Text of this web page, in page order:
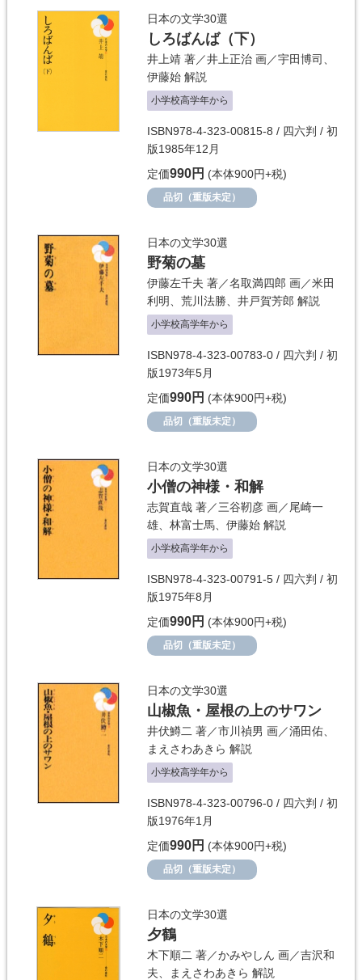
日本の文学30選
しろばんば（下）
井上靖 著／井上正治 画／宇田博司
伊藤始 解説
小学校高学年から
ISBN978-4-323-00815-8 / 四六判 / 初
版1985年12月
定価990円 (本体900円+税)
品切（重版未定）
日本の文学30選
野菊の墓
伊藤左千夫 著／名取満四郎 画／米田
利明
荒川法勝 井戸賀芳郎 解説
小学校高学年から
ISBN978-4-323-00783-0 / 四六判 / 初
版1973年5月
定価990円 (本体900円+税)
品切（重版未定）
日本の文学30選
小僧の神様・和解
志賀直哉 著／三谷靭彦 画／尾崎一
雄
林富士馬 伊藤始 解説
小学校高学年から
ISBN978-4-323-00791-5 / 四六判 / 初
版1975年8月
定価990円 (本体900円+税)
品切（重版未定）
日本の文学30選
山椒魚・屋根の上のサワン
井伏鱒二 著／市川禎男 画／涌田佑
まえさわあきら 解説
小学校高学年から
ISBN978-4-323-00796-0 / 四六判 / 初
版1976年1月
定価990円 (本体900円+税)
品切（重版未定）
日本の文学30選
夕鶴
木下順二 著／かみやしん 画／吉沢和
夫
まえさわあきら 解説